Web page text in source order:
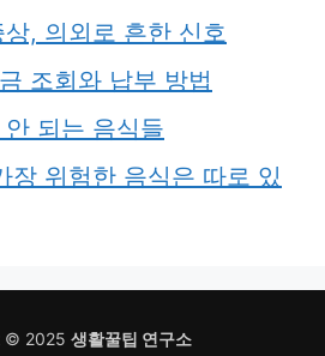
, 의외로 흔한 신호
조회와 납부 방법
되는 음식들
장 위험한 음식은 따로 있
© 2025 생활꿀팁 연구소